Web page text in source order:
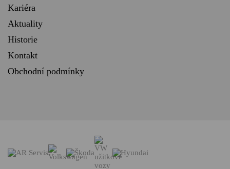
Kariéra
Aktuality
Historie
Kontakt
Obchodní podmínky